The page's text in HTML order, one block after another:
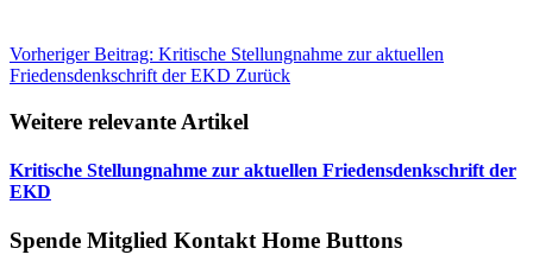
Vorheriger Beitrag: Kritische Stellungnahme zur aktuellen
Friedensdenkschrift der EKD Zurück
Weitere relevante Artikel
Kritische Stellungnahme zur aktuellen Friedensdenkschrift der
EKD
Spende Mitglied Kontakt Home Buttons